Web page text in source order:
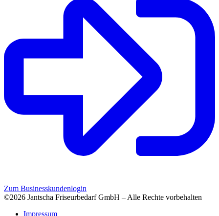
Zum Businesskundenlogin
©2026 Jantscha Friseurbedarf GmbH – Alle Rechte vorbehalten
Impressum